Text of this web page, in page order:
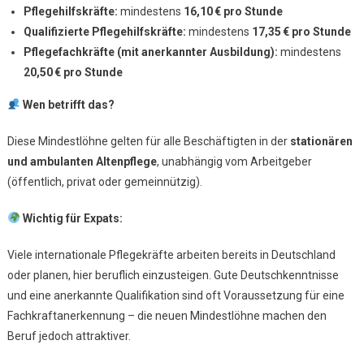
Pflegehilfskräfte: mindestens 16,10€ pro Stunde
Qualifizierte Pflegehilfskräfte: mindestens 17,35€ pro Stunde
Pflegefachkräfte (mit anerkannter Ausbildung): mindestens
20,50€ pro Stunde
Wen betrifft das?
Diese Mindestlöhne gelten für alle Beschäftigten in der stationären
und ambulanten Altenpflege, unabhängig vom Arbeitgeber
(öffentlich, privat oder gemeinnützig).
Wichtig für Expats:
Viele internationale Pflegekräfte arbeiten bereits in Deutschland
oder planen, hier beruflich einzusteigen. Gute Deutschkenntnisse
und eine anerkannte Qualifikation sind oft Voraussetzung für eine
Fachkraftanerkennung – die neuen Mindestlöhne machen den
Beruf jedoch attraktiver.